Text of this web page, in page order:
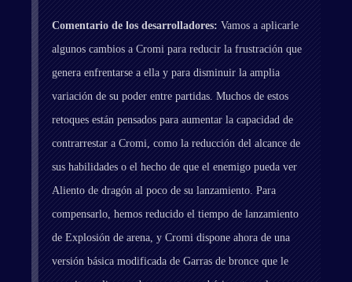
Comentario de los desarrolladores: Vamos a aplicarle
algunos cambios a Cromi para reducir la frustración que
genera enfrentarse a ella y para disminuir la amplia
variación de su poder entre partidas. Muchos de estos
retoques están pensados para aumentar la capacidad de
contrarrestar a Cromi, como la reducción del alcance de
sus habilidades o el hecho de que el enemigo pueda ver
Aliento de dragón al poco de su lanzamiento. Para
compensarlo, hemos reducido el tiempo de lanzamiento
de Explosión de arena, y Cromi dispone ahora de una
versión básica modificada de Garras de bronce que le